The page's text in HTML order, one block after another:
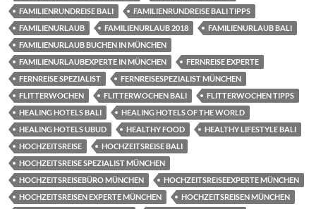
FAMILIENRUNDREISE BALI
FAMILIENRUNDREISE BALI TIPPS
FAMILIENURLAUB
FAMILIENURLAUB 2018
FAMILIENURLAUB BALI
FAMILIENURLAUB BUCHEN IN MÜNCHEN
FAMILIENURLAUBEXPERTE IN MÜNCHEN
FERNREISE EXPERTE
FERNREISE SPEZIALIST
FERNREISESPEZIALIST MÜNCHEN
FLITTERWOCHEN
FLITTERWOCHEN BALI
FLITTERWOCHEN TIPPS
HEALING HOTELS BALI
HEALING HOTELS OF THE WORLD
HEALING HOTELS UBUD
HEALTHY FOOD
HEALTHY LIFESTYLE BALI
HOCHZEITSREISE
HOCHZEITSREISE BALI
HOCHZEITSREISE SPEZIALIST MÜNCHEN
HOCHZEITSREISEBÜRO MÜNCHEN
HOCHZEITSREISEEXPERTE MÜNCHEN
HOCHZEITSREISEN EXPERTE MÜNCHEN
HOCHZEITSREISEN MÜNCHEN